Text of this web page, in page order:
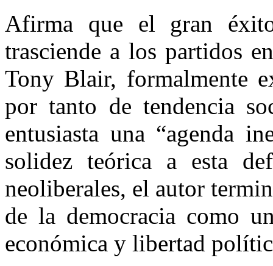
Afirma que el gran
trasciende a los partidos
Tony Blair, formalmente
por tanto de tendencia
entusiasta una “agenda
solidez teórica a esta
neoliberales, el autor
de la democracia como
económica y libertad